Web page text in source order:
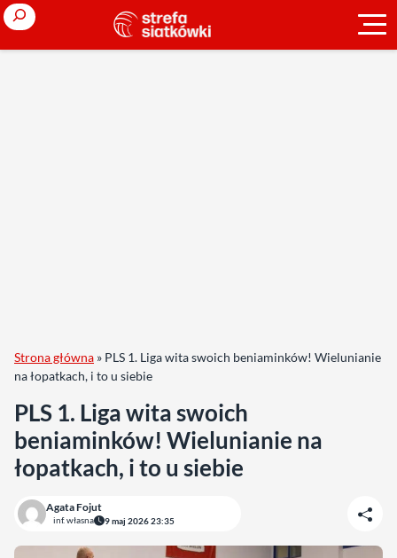
Search
Strona główna » PLS 1. Liga wita swoich beniaminków! Wielunianie
na łopatkach, i to u siebie
PLS 1. Liga wita swoich
beniaminków! Wielunianie na
łopatkach, i to u siebie
Agata Fojut
inf. własna 9 maj 2026 23:35